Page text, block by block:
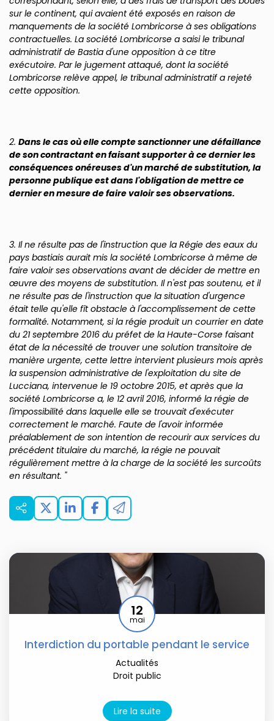
sur le continent, qui avaient été exposés en raison de
manquements de la société Lombricorse à ses obligations
contractuelles. La société Lombricorse a saisi le tribunal
administratif de Bastia d'une opposition à ce titre
exécutoire. Par le jugement attaqué, dont la société
Lombricorse relève appel, le tribunal administratif a rejeté
cette opposition.
2. Dans le cas où elle compte sanctionner une défaillance
de son contractant en faisant supporter à ce dernier les
conséquences onéreuses d'un marché de substitution, la
personne publique est dans l'obligation de mettre ce
dernier en mesure de faire valoir ses observations.
3. Il ne résulte pas de l'instruction que la Régie des eaux du
pays bastiais aurait mis la société Lombricorse à même de
faire valoir ses observations avant de décider de mettre en
œuvre des moyens de substitution. Il n'est pas soutenu, et il
ne résulte pas de l'instruction que la situation d'urgence
était telle qu'elle fît obstacle à l'accomplissement de cette
formalité. Notamment, si la régie produit un courrier en date
du 21 septembre 2016 du préfet de la Haute-Corse faisant
état de la nécessité de trouver une solution transitoire de
manière urgente, cette lettre intervient plusieurs mois après
la suspension administrative de l'exploitation du site de
Lucciana, intervenue le 19 octobre 2015, et après que la
société Lombricorse a, le 12 avril 2016, informé la régie de
l'impossibilité dans laquelle elle se trouvait d'exécuter
correctement le marché. Faute de l'avoir informée
préalablement de son intention de recourir aux services du
précédent titulaire du marché, la régie ne pouvait
régulièrement mettre à la charge de la société les surcoûts
en résultant. "
Interdiction du portable pendant le service
12
mai
Actualités
Droit public
Lire la suite